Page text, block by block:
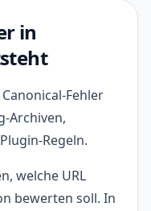
in
Fehler
Archiven,
Regeln.
welche URL
bewerten soll. In